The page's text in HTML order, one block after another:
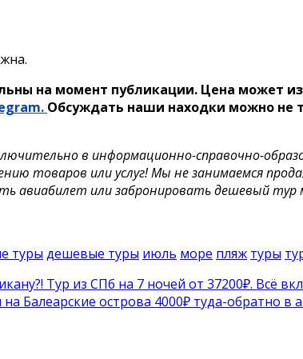
на момент публикации. Цена может
Обсуждать наши находки можно не
в информационно-справочно-
товаров или услуг! Мы не занимаемся
авиабилет или забронировать дешевый
туры дешевые туры июль море пляж туры
Тур из СПб на 7 ночей от 37200₽. Всё
Балеарские острова 4000₽ туда-обратно в